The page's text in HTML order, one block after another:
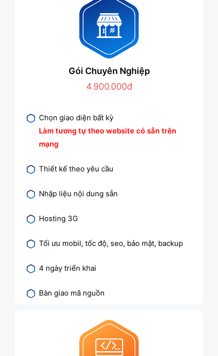
Gói Chuyên Nghiệp
4.900.000đ
Chọn giao diện bất kỳ
Làm tương tự theo website có sẵn trên
mạng
Thiết kế theo yêu cầu
Nhập liệu nội dung sẵn
Hosting 3G
Tối ưu mobil, tốc độ, seo, bảo mật, backup
4 ngày triển khai
Bàn giao mã nguồn